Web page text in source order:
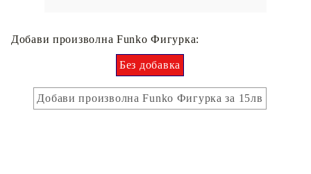
Добави произволна Funko Фигурка:
Без добавка
Добави произволна Funko Фигурка за 15лв